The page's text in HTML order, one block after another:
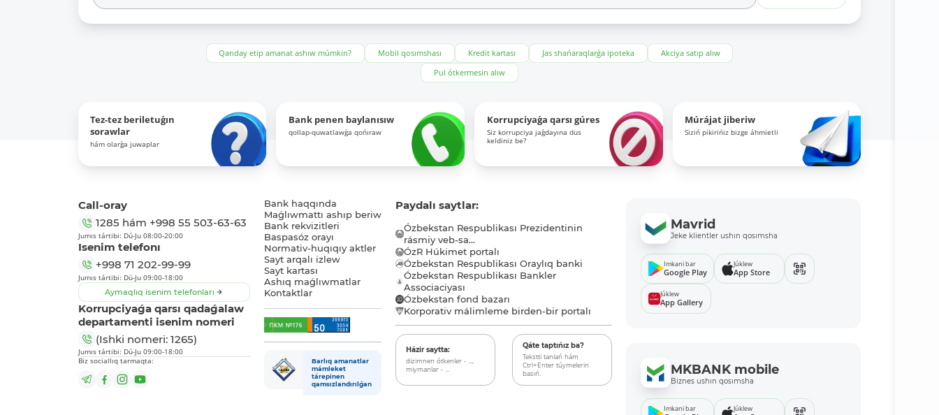
Qanday etip amanat ashıw múmkin? Mobil qosımshası Kredit kartası Jas shańaraqlarǵa ipoteka
Akciya satıp alıw
Pul ótkermesin alıw
Tez-tez beriletuǵın
sorawlar
hám olarǵa juwaplar
Bank penen baylanısıw
qollap-quwatlawǵa qońıraw
Korrupciyaǵa qarsı gúres
Siz korrupciya jaǵdayına dus
keldiniz be?
Múrájat jiberiw
Siziń pikirińiz bizge áhmietli
Call-oray
1285 hám +998 55 503-63-63
Jumıs tártibi: Dú-Ju 08:00-20:00
Isenim telefonı
+998 71 202-99-99
Jumıs tártibi: Dú-Ju 09:00-18:00
Aymaqlıq isenim telefonları
Korrupciyaǵa qarsı qadaǵalaw
departamenti isenim nomeri
(Ishki nomeri: 1265)
Jumıs tártibi: Dú-Ju 09:00-18:00
Biz sociallıq tarmaqta:
Bank haqqında
Maǵlıwmattı ashıp beriw
Bank rekvizitleri
Baspasóz orayı
Normativ-huqıqıy aktler
Sayt arqalı izlew
Sayt kartası
Ashıq maǵlıwmatlar
Kontaktlar
Barlıq amanatlar
mámleket
tárepinen
qamsızlandırılǵan
Paydalı saytlar:
Ózbekstan Respublikası Prezidentinin
rásmiy veb-sa...
ÓzR Húkimet portalı
Ózbekstan Respublikası Oraylıq banki
Ózbekstan Respublikası Bankler
Associaciyası
Ózbekstan fond bazarı
Korporativ málimleme birden-bir portalı
Házir saytta:
dizimnen ótkenler - ...,
miymanlar - ...
Qáte taptıńız ba?
Tekstti tanlań hám
Ctrl+Enter túymelerin
basıń.
Mavrid
Jeke klientler ushın qosımsha
Imkani bar
Google Play
Júklew
App Store
Júklew
App Gallery
MKBANK mobile
Biznes ushın qosımsha
Imkani bar Júklew